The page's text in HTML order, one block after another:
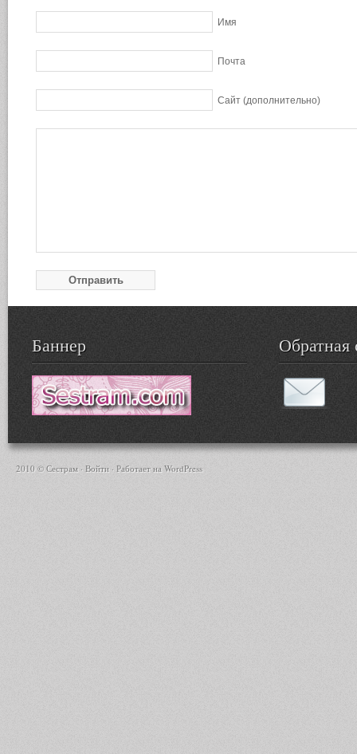
Имя
Почта
Сайт (дополнительно)
Баннер Обратная
2010 © Сестрам · Войти · Работает на WordPress